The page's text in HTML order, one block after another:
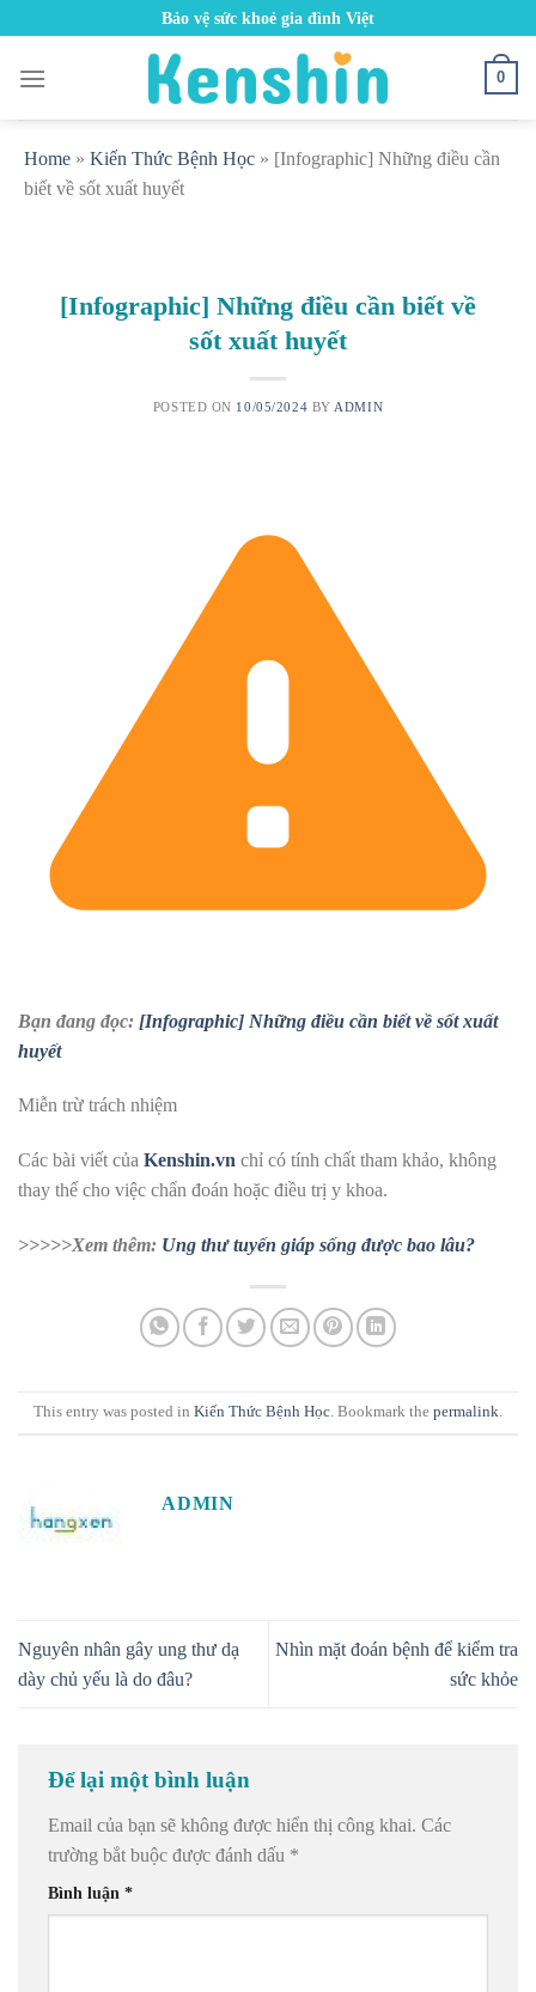
content
Bảo vệ sức khoẻ gia đình Việt
0
Home » Kiến Thức Bệnh Học » [Infographic] Những điều cần
biết về sốt xuất huyết
[Infographic] Những điều cần biết về
sốt xuất huyết
POSTED ON 10/05/2024 BY ADMIN
Bạn đang đọc: [Infographic] Những điều cần biết về sốt xuất
huyết
Miễn trừ trách nhiệm
Các bài viết của Kenshin.vn chỉ có tính chất tham khảo, không
thay thế cho việc chẩn đoán hoặc điều trị y khoa.
>>>>>Xem thêm: Ung thư tuyến giáp sống được bao lâu?
This entry was posted in Kiến Thức Bệnh Học. Bookmark the permalink.
ADMIN
Nguyên nhân gây ung thư dạ
dày chủ yếu là do đâu?
Nhìn mặt đoán bệnh để kiểm tra
sức khỏe
Để lại một bình luận
Email của bạn sẽ không được hiển thị công khai. Các
trường bắt buộc được đánh dấu *
Bình luận *